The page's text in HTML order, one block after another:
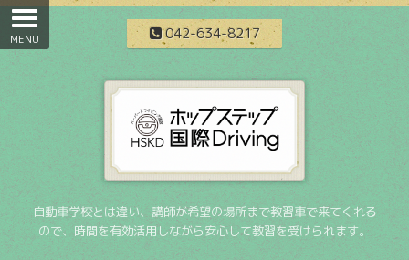
042-634-8217
自動車学校とは違い、講師が希望の場所まで教習車で来てくれる
ので、時間を有効活用しながら安心して教習を受けられます。